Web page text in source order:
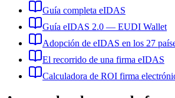
Guía completa eIDAS
Guía eIDAS 2.0 — EUDI Wallet
Adopción de eIDAS en los 27
El recorrido de una firma eIDAS
Calculadora de ROI firma